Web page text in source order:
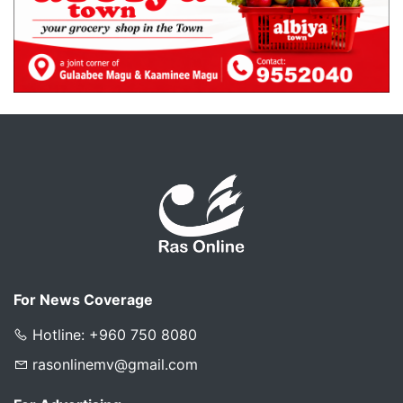
For News Coverage
Hotline: +960 750 8080
rasonlinemv@gmail.com